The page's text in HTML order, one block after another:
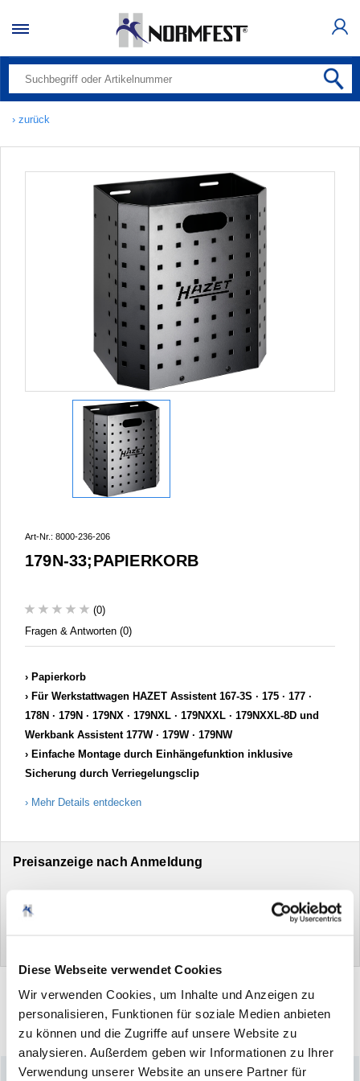
Diese Webseite verwendet Cookies
Wir verwenden Cookies, um Inhalte und Anzeigen zu
personalisieren, Funktionen für soziale Medien anbieten
zu können und die Zugriffe auf unsere Website zu
analysieren. Außerdem geben wir Informationen zu Ihrer
Verwendung unserer Website an unsere Partner für
› zurück
Art-Nr.: 8000-236-206
179N-33;PAPIERKORB
(0)
Fragen & Antworten (0)
Papierkorb
Für Werkstattwagen HAZET Assistent 167-3S ∙ 175 ∙ 177 ∙
178N ∙ 179N ∙ 179NX ∙ 179NXL ∙ 179NXXL ∙ 179NXXL-8D und
Werkbank Assistent 177W ∙ 179W ∙ 179NW
Einfache Montage durch Einhängefunktion inklusive
Sicherung durch Verriegelungsclip
Mehr Details entdecken
Preisanzeige nach Anmeldung
Drucken
Artikel
empfehlen
– Könnte Sie auch interessieren